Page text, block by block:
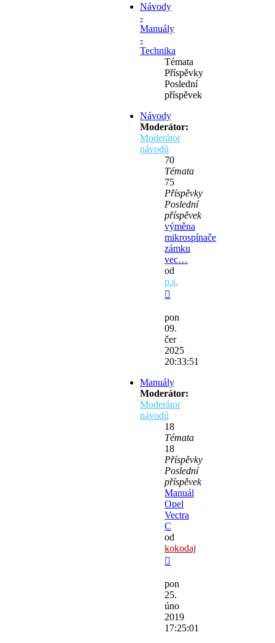
Návody
-
Manuály
-
Technika
Témata
Příspěvky
Poslední
příspěvek
Návody
Moderátor:
Moderátor
návodů
70
Témata
75
Příspěvky
Poslední
příspěvek
výměna
mikrospínače
zámku
vec…
od
p.s.
poslední
příspěvek
pon
09.
čer
2025
20:33:51
Manuály
Moderátor:
Moderátor
návodů
18
Témata
18
Příspěvky
Poslední
příspěvek
Manuál
Opel
Vectra
C
od
kokodaj
poslední
příspěvek
pon
25.
úno
2019
17:25:01